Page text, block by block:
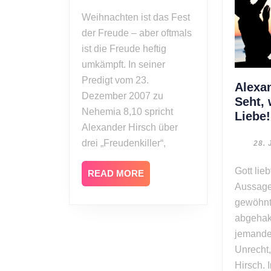
Weihnachten ist das Fest
der Freude – aber oftmals
ist die Freude heftig
umkämpft. In seiner
Predigt vom 23.
Dezember 2007 zu
Nehemia 8,10 spricht
Alexander Hirsch über
drei „Freudenkiller“,
READ MORE
MORE
Seht,
Liebe!
28.
Gott liebt uns. An diese
Hirsch.